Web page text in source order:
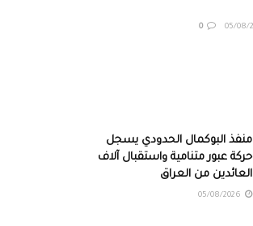
0
منفذ البوكمال الحدودي يسجل
حركة عبور متنامية واستقبال آلاف
العائدين من العراق